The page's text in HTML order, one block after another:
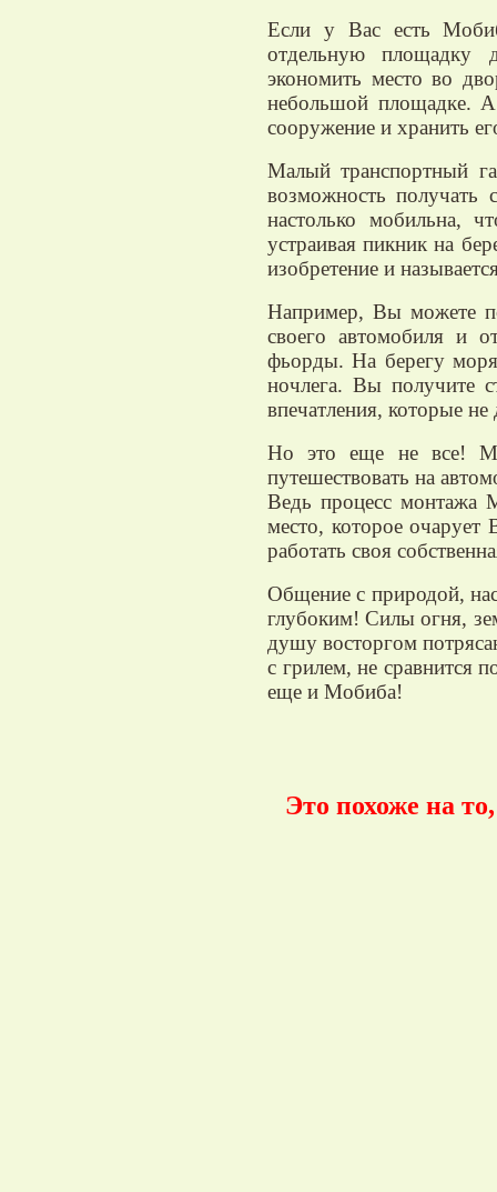
Если у Вас есть
отдельную площадку
экономить место во
небольшой площадке. А
сооружение и хранить
Малый транспортный
возможность получать
настолько мобильна,
устраивая пикник на
изобретение и
Например, Вы можете
своего автомобиля и
фьорды. На берегу моря
ночлега. Вы получите
впечатления, которые
Но это еще не все!
путешествовать на
Ведь процесс монтажа
место, которое очарует
работать своя
Общение с природой,
глубоким! Силы огня,
душу восторгом
с грилем, не сравнится
еще и Мобиба!
Это похоже на